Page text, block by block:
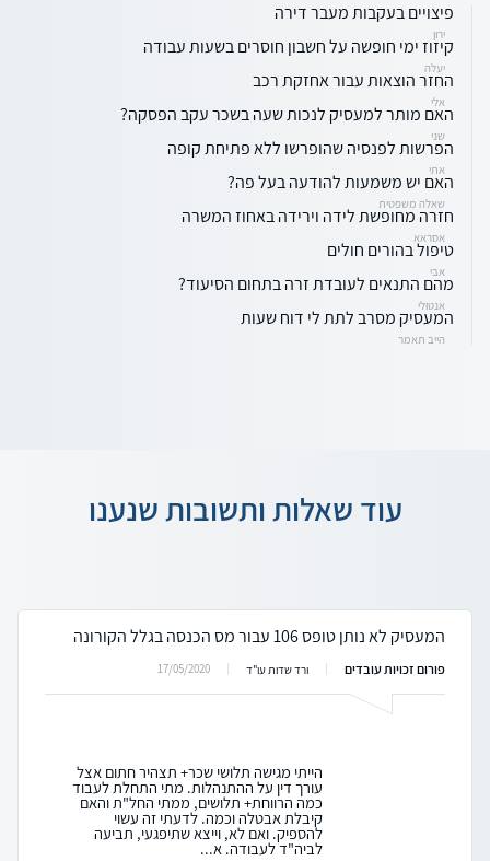
פיצויים בעקבות מעבר דירה
ירון
קיזוז ימי חופשה על חשבון חוסרים בשעות עבודה
יעלה
החזר הוצאות עבור אחזקת רכב
אלי
האם מותר למעסיק לנכות שעה בשכר עקב הפסקה?
שני
הפרשות לפנסיה שהופרשו ללא פתיחת קופה
אתי
האם יש משמעות להודעה בעל פה?
שאלה משפטית
חזרה מחופשת לידה וירידה באחוז המשרה
אסראא
טיפול בהורים חולים
אבי
מהם התנאים לעובדת זרה בתחום הסיעוד?
אנטולי
המעסיק מסרב לתת לי דוח שעות
הייב תאמר
עוד שאלות ותשובות שנענו
המעסיק לא נותן טופס 106 עבור מס הכנסה בגלל הקורונה
פורום זכויות עובדים ורד שדות עו"ד 17/05/2020
הייתי מגישה תלושי שכר+ תצהיר חתום אצל
עורך דין על ההתנהלות. מתי התחלת לעבוד
כמה הרווחת+ תלושים, ממתי החל"ת והאם
קיבלת אבטלה וכמה. לדעתי זה עשוי
להספיק. ואם לא, וייצא שתיפגעי, תביעה
לביה"ד לעבודה. א...